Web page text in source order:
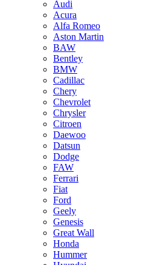
Audi
Acura
Alfa Romeo
Aston Martin
BAW
Bentley
BMW
Cadillac
Chery
Chevrolet
Chrysler
Citroen
Daewoo
Datsun
Dodge
FAW
Ferrari
Fiat
Ford
Geely
Genesis
Great Wall
Honda
Hummer